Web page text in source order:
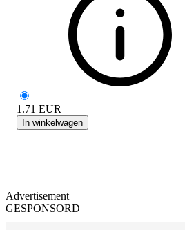
1.71 EUR
In winkelwagen
Advertisement
GESPONSORD